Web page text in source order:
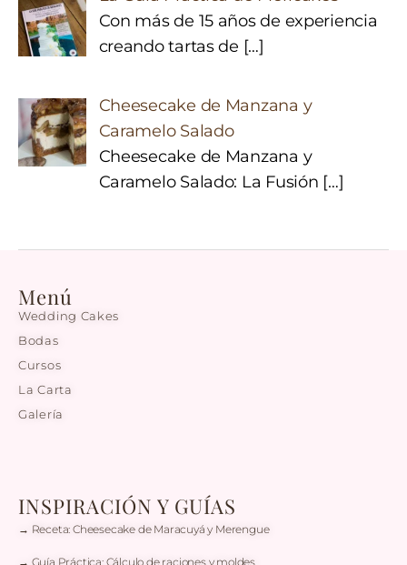
Con más de 15 años de experiencia
creando tartas de […]
Cheesecake de Manzana y
Caramelo Salado
Cheesecake de Manzana y
Caramelo Salado: La Fusión […]
Menú
Wedding Cakes
Bodas
Cursos
La Carta
Galería
INSPIRACIÓN Y GUÍAS
→ Receta: Cheesecake de Maracuyá y Merengue
→ Guía Práctica: Cálculo de raciones y moldes